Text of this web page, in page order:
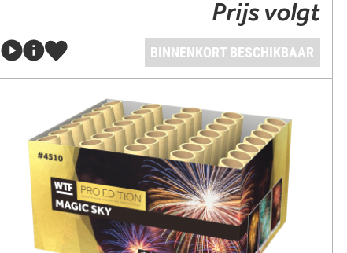
Prijs volgt
BINNENKORT BESCHIKBAAR